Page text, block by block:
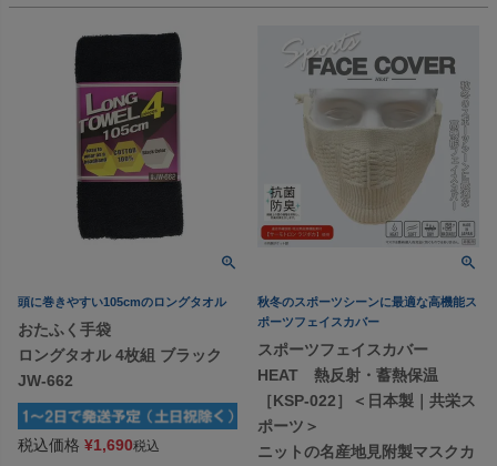
頭に巻きやすい105cmのロングタオル
おたふく手袋
ロングタオル 4枚組 ブラック
JW-662
税込価格 ¥1,690税込
秋冬のスポーツシーンに最適な高機能ス
ポーツフェイスカバー
スポーツフェイスカバー
HEAT 熱反射・蓄熱保温
［KSP-022］＜日本製｜共栄ス
ポーツ＞
ニットの名産地見附製マスクカ